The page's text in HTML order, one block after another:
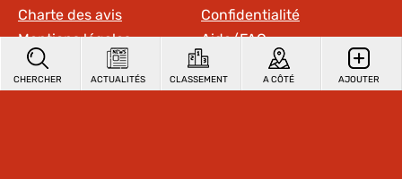
CHERCHER ACTUALITÉS CLASSEMENT A CÔTÉ AJOUTER
Charte des avis
Confidentialité
Mentions légales
Aide/FAQ
Section PRO
© Sushi-maki.com 2026